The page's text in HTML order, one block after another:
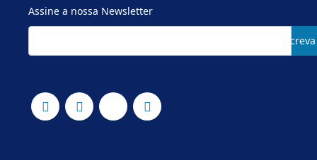
Assine a nossa Newsletter
Subscreva